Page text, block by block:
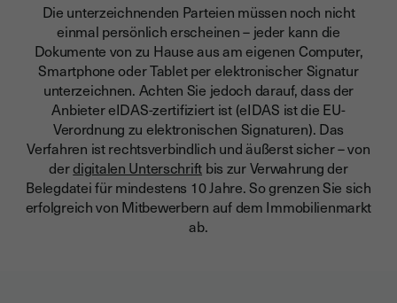
Die unterzeichnenden Parteien müssen noch nicht
einmal persönlich erscheinen – jeder kann die
Dokumente von zu Hause aus am eigenen Computer,
Smartphone oder Tablet per elektronischer Signatur
unterzeichnen. Achten Sie jedoch darauf, dass der
Anbieter eIDAS-zertifiziert ist (eIDAS ist die EU-
Verordnung zu elektronischen Signaturen). Das
Verfahren ist rechtsverbindlich und äußerst sicher – von
derdigitalen Unterschrift bis zur Verwahrung der
Belegdatei für mindestens 10 Jahre.So grenzen Sie sich
erfolgreich von Mitbewerbern auf dem Immobilienmarkt
ab.